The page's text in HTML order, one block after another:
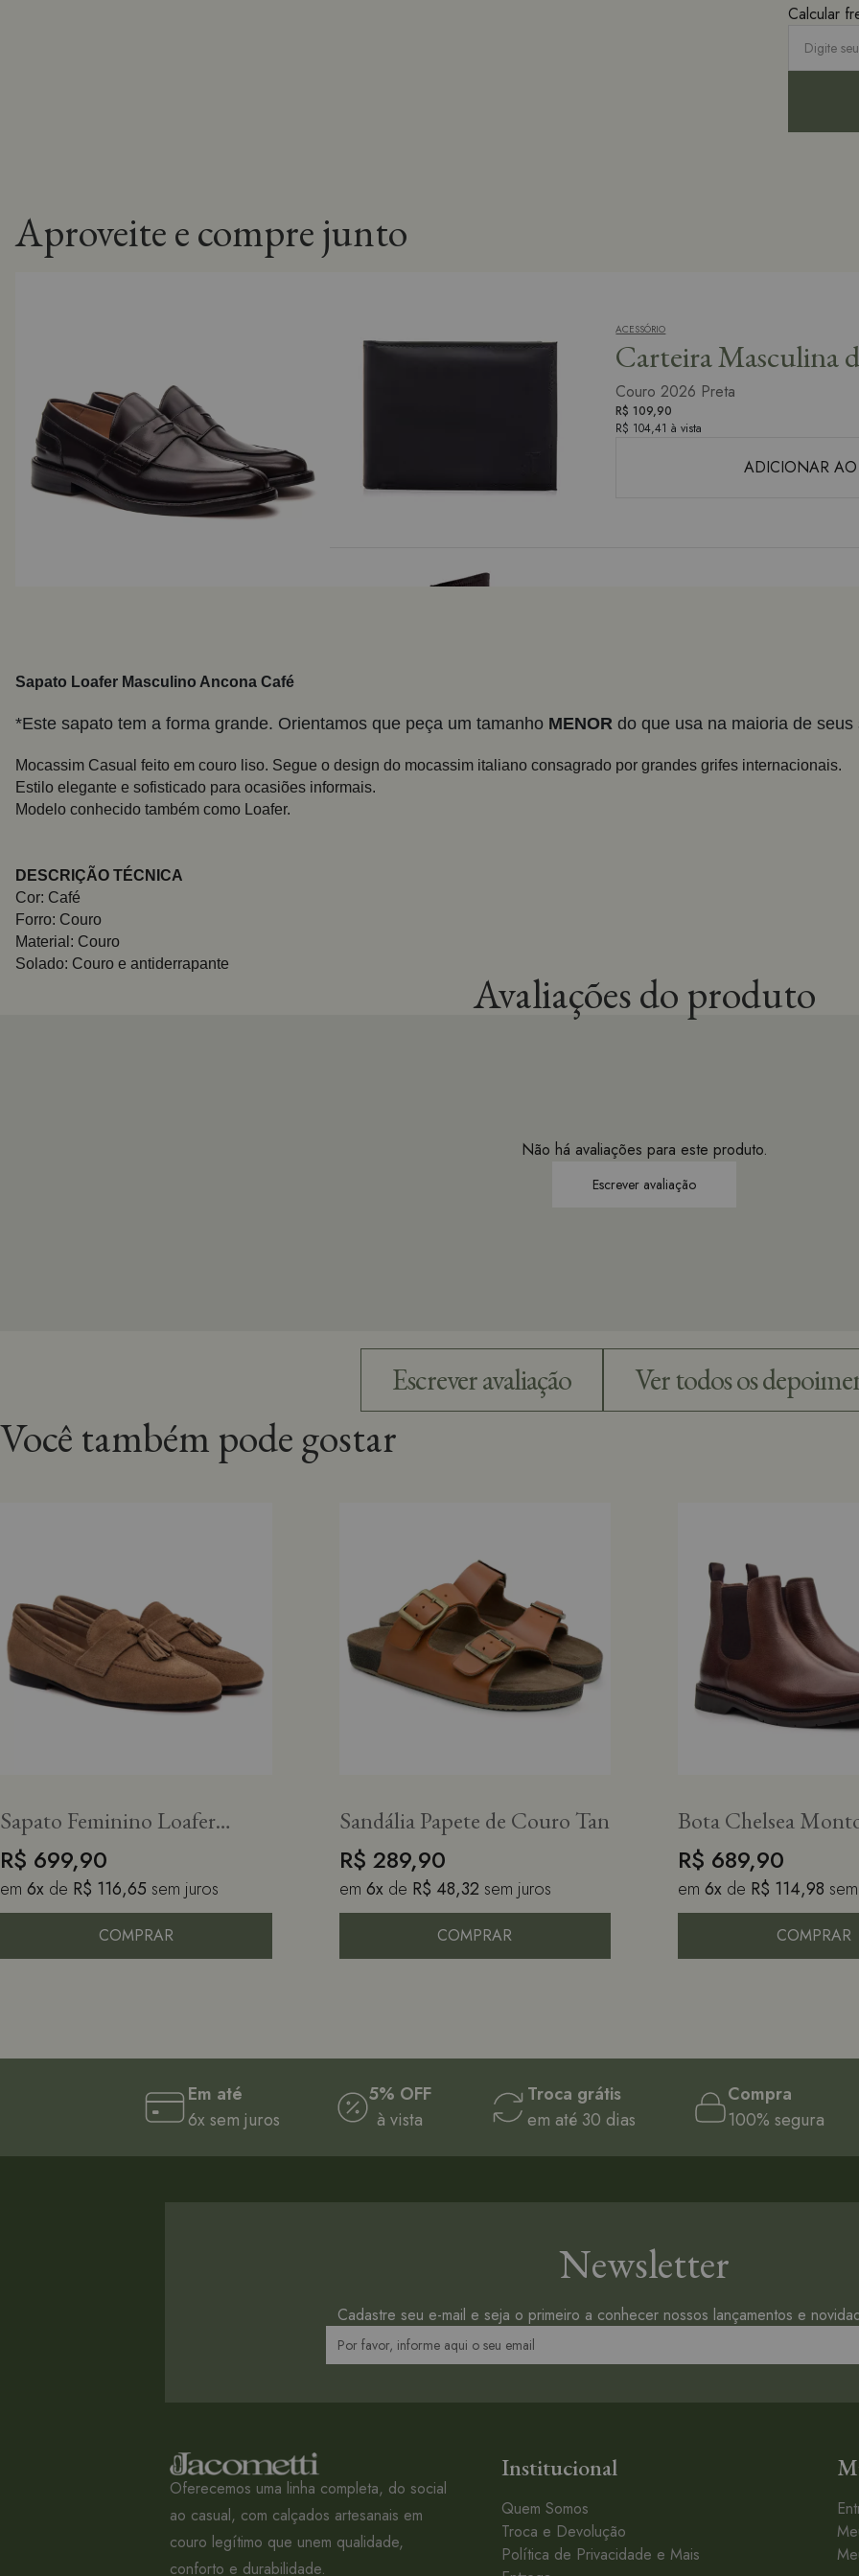
Aproveite e compre junto
Carteira Masculina
Couro 2026 Preta
R$ 109,90
R$ 104,41à vista
ADICIONAR
ADICIONAR
ADICIONAR
Cinto Café
Sapato Loafer Masculino Ancona Café
*Este sapato tem a forma grande. Orientamos que peça um tamanho MENOR do que usa na maioria de seus
Mocassim Casual feito em couro liso. Segue o design do mocassim italiano consagrado por grandes grifes internacionais.
Estilo elegante e sofisticado para ocasiões informais.
Modelo conhecido também como Loafer.
DESCRIÇÃO TÉCNICA
Cor: Café
Forro: Couro
Material: Couro
Solado: Couro e antiderrapante
Você também pode gostar
Sapato Feminino Loafer
Tassel Allegra Suede Bronze
R$ 699,90
em 6x de R$ 116,65 sem juros
COMPRAR
Sandália Papete de Couro Tan
R$ 289,90
em 6x de R$ 48,32 sem juros
COMPRAR
Bota Chelsea
Masculina de
R$ 689,90
em 6x de R$ 114,98
COMPRAR
Avaliações do produto
Ver todos os
Não há avaliações para este produto.
Em até
6x sem juros
5% OFF
à vista
Troca grátis
em até 30 dias
Compra
100% segura
Newsletter
Cadastre seu e-mail e seja o primeiro a conhecer nossos lançamentos e
Oferecemos uma linha completa, do social
ao casual, com calçados artesanais em
couro legítimo que unem qualidade,
conforto e durabilidade.
Institucional
Quem Somos
Troca e Devolução
Política de Privacidade e Mais